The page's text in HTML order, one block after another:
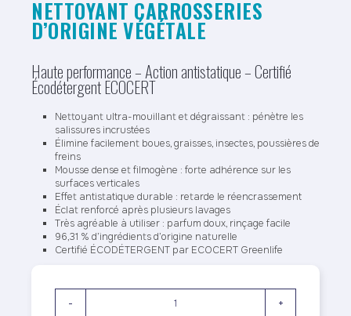
NETTOYANT CARROSSERIES
D’ORIGINE VÉGÉTALE
Haute performance – Action antistatique – Certifié
Écodétergent ECOCERT
Nettoyant ultra-mouillant et dégraissant : pénètre les
salissures incrustées
Élimine facilement boues, graisses, insectes, poussières de
freins
Mousse dense et filmogène : forte adhérence sur les
surfaces verticales
Effet antistatique durable : retarde le réencrassement
Éclat renforcé après plusieurs lavages
Très agréable à utiliser : parfum doux, rinçage facile
96,31 % d’ingrédients d’origine naturelle
Certifié ÉCODÉTERGENT par ECOCERT Greenlife
- +